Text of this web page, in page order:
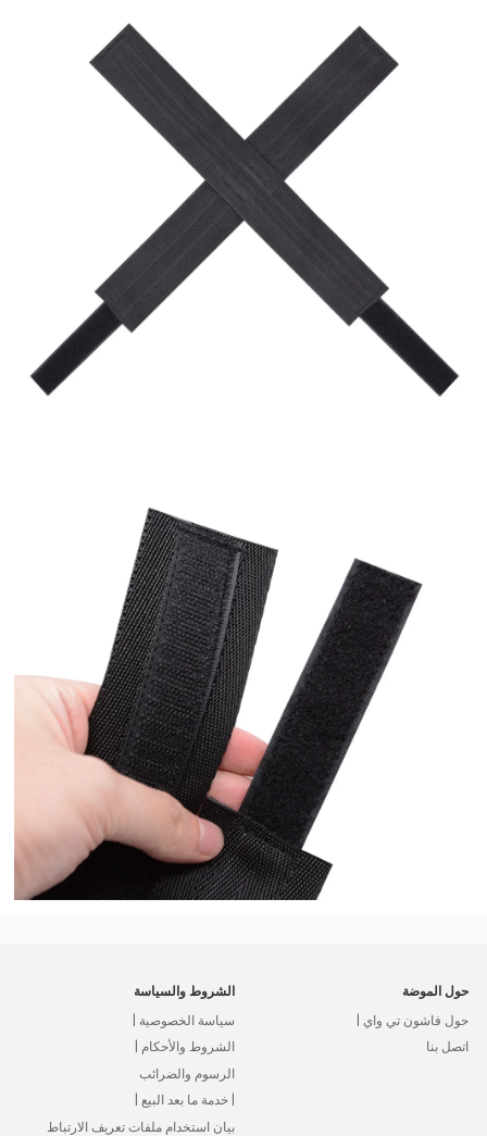
حول الموضة
حول فاشون تي واي |
اتصل بنا
الشروط والسياسة
سياسة الخصوصية |
الشروط والأحكام |
الرسوم والضرائب
| خدمة ما بعد البيع |
بيان استخدام ملفات تعريف الارتباط